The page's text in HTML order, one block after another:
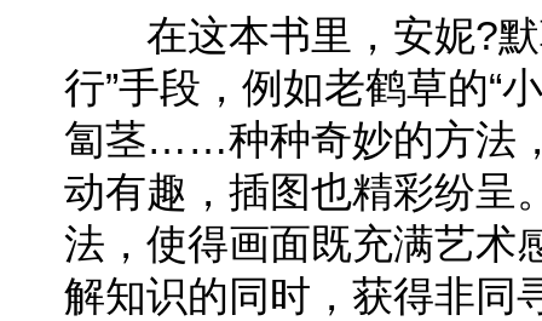
在这本书里，安妮?默
行”手段，例如老鹤草的“
匐茎……种种奇妙的方法
动有趣，插图也精彩纷呈
法，使得画面既充满艺术
解知识的同时，获得非同